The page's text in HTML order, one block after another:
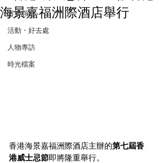
音樂頻道
活動・好去處
人物專訪
時光檔案
海景嘉福洲際酒店舉行
香港海景嘉福洲際酒店主辦的第七屆香
港威士忌節即將隆重舉行。